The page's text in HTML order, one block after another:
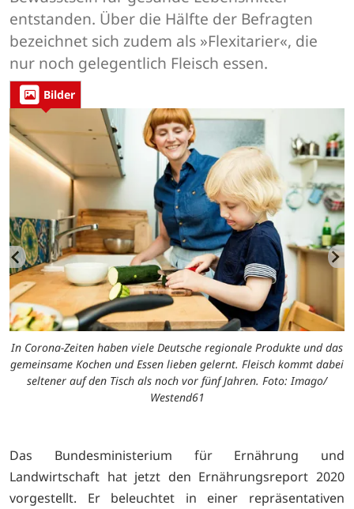
entstanden. Über die Hälfte der Befragten
bezeichnet sich zudem als »Flexitarier«, die
nur noch gelegentlich Fleisch essen.
Bilder
In Corona-Zeiten haben viele Deutsche regionale Produkte und das
gemeinsame Kochen und Essen lieben gelernt. Fleisch kommt dabei
seltener auf den Tisch als noch vor fünf Jahren. Foto: Imago/
Westend61
Das Bundesministerium für Ernährung und
Landwirtschaft hat jetzt den Ernährungsreport 2020
vorgestellt. Er beleuchtet in einer repräsentativen